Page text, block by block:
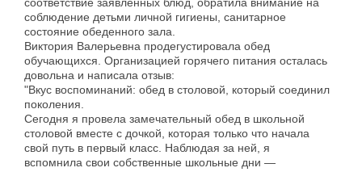
соблюдение детьми личной гигиены, санитарное
состояние обеденного зала.
Виктория Валерьевна продегустировала обед
обучающихся. Организацией горячего питания осталась
довольна и написала отзыв:
"Вкус воспоминаний: обед в столовой, который соединил
поколения.
Сегодня я провела замечательный обед в школьной
столовой вместе с дочкой, которая только что начала
свой путь в первый класс. Наблюдая за ней, я
вспомнила свои собственные школьные дни —